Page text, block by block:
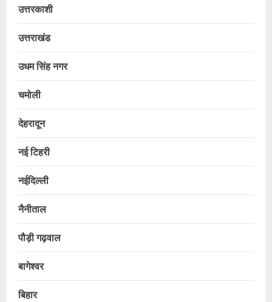
उत्तरकाशी
उत्तराखंड
उधम सिंह नगर
चमोली
देहरादून
नई टिहरी
नईदिल्ली
नैनीताल
पौड़ी गढ़वाल
बागेश्वर
बिहार